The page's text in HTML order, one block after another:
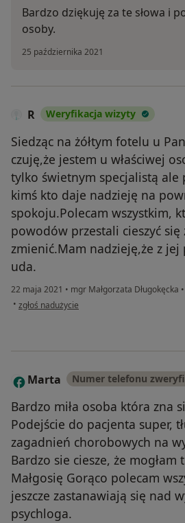
Bardzo dziękuję za te słowa i
osoby.
25 października 2021
R Weryfikacja wizyty
Siedząc na żółtym fotelu u
czuję,że jestem u właściwej
tylko świetnym specjalistą ale
kimś kto daje nadzieję na
spokoju.Polecam wszystkim,
powodów przestali cieszyć się
zmienić.Mam nadzieję,że z
uda.
22 maja 2021 • mgr Małgorzata Długokęcka •
• w opinii użytkownika R
zgłoś nadużycie
M Marta Numer telefonu
Bardzo miła osoba która zna
Podejście do pacjenta super,
zagadnień chorobowych na
Bardzo sie ciesze, że
Małgosię Gorąco polecam
jeszcze zastanawiają się nad
psychloga.